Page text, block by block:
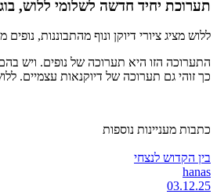
תערוכת יחיד חדשה לשלומי ללוש,
ללוש מציג ציורי דיוקן ונוף מהתבוננות,
התערוכה הזו היא תערוכה של נופים. ויש
כך זוהי גם תערוכה של דיוקנאות עצמיים.
כתבות מעניינות נוספות
בין הקדוש לנצחי
hanas
03.12.25